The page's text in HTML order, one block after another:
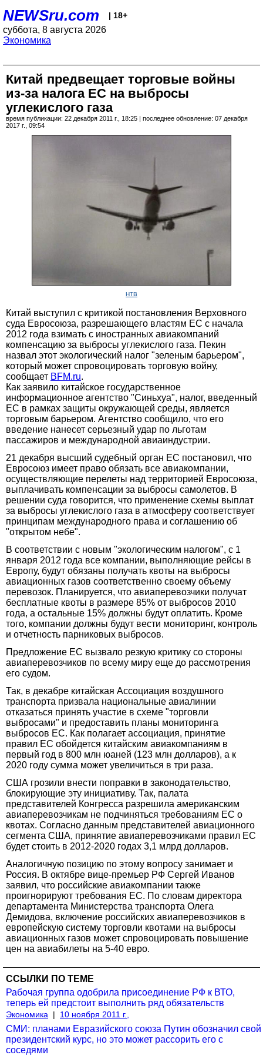
NEWSru.com | 18+
суббота, 8 августа 2026
Экономика
Китай предвещает торговые войны
из-за налога ЕС на выбросы
углекислого газа
время публикации: 22 декабря 2011 г., 18:25 | последнее обновление: 07 декабря
2017 г., 09:54
НТВ
Китай выступил с критикой постановления Верховного
суда Евросоюза, разрешающего властям ЕС с начала
2012 года взимать с иностранных авиакомпаний
компенсацию за выбросы углекислого газа. Пекин
назвал этот экологический налог "зеленым барьером",
который может спровоцировать торговую войну,
сообщает BFM.ru.
Как заявило китайское государственное
информационное агентство "Синьхуа", налог, введенный
ЕС в рамках защиты окружающей среды, является
торговым барьером. Агентство сообщило, что его
введение нанесет серьезный удар по льготам
пассажиров и международной авиаиндустрии.
21 декабря высший судебный орган ЕС постановил, что
Евросоюз имеет право обязать все авиакомпании,
осуществляющие перелеты над территорией Евросоюза,
выплачивать компенсации за выбросы самолетов. В
решении суда говорится, что применение схемы выплат
за выбросы углекислого газа в атмосферу соответствует
принципам международного права и соглашению об
"открытом небе".
В соответствии с новым "экологическим налогом", с 1
января 2012 года все компании, выполняющие рейсы в
Европу, будут обязаны получать квоты на выбросы
авиационных газов соответственно своему объему
перевозок. Планируется, что авиаперевозчики получат
бесплатные квоты в размере 85% от выбросов 2010
года, а остальные 15% должны будут оплатить. Кроме
того, компании должны будут вести мониторинг, контроль
и отчетность парниковых выбросов.
Предложение ЕС вызвало резкую критику со стороны
авиаперевозчиков по всему миру еще до рассмотрения
его судом.
Так, в декабре китайская Ассоциация воздушного
транспорта призвала национальные авиалинии
отказаться принять участие в схеме "торговли
выбросами" и предоставить планы мониторинга
выбросов ЕС. Как полагает ассоциация, принятие
правил ЕС обойдется китайским авиакомпаниям в
первый год в 800 млн юаней (123 млн долларов), а к
2020 году сумма может увеличиться в три раза.
США грозили внести поправки в законодательство,
блокирующие эту инициативу. Так, палата
представителей Конгресса разрешила американским
авиаперевозчикам не подчиняться требованиям ЕС о
квотах. Согласно данным представителей авиационного
сегмента США, принятие авиаперевозчиками правил ЕС
будет стоить в 2012-2020 годах 3,1 млрд долларов.
Аналогичную позицию по этому вопросу занимает и
Россия. В октябре вице-премьер РФ Сергей Иванов
заявил, что российские авиакомпании также
проигнорируют требования ЕС. По словам директора
департамента Министерства транспорта Олега
Демидова, включение российских авиаперевозчиков в
европейскую систему торговли квотами на выбросы
авиационных газов может спровоцировать повышение
цен на авиабилеты на 5-40 евро.
ССЫЛКИ ПО ТЕМЕ
Рабочая группа одобрила присоединение РФ к ВТО,
теперь ей предстоит выполнить ряд обязательств
Экономика | 10 ноября 2011 г.,
СМИ: планами Евразийского союза Путин обозначил свой
президентский курс, но это может рассорить его с
соседями